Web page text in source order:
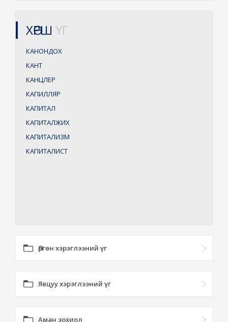
ХӨРШ ҮГ
КАНОНДОХ
КАНТ
КАНЦЛЕР
КАПИЛЛЯР
КАПИТАЛ
КАПИТАЛЖИХ
КАПИТАЛИЗМ
КАПИТАЛИСТ
Өргөн хэрэглээний үг
Явцуу хэрэглээний үг
Аман зохиол